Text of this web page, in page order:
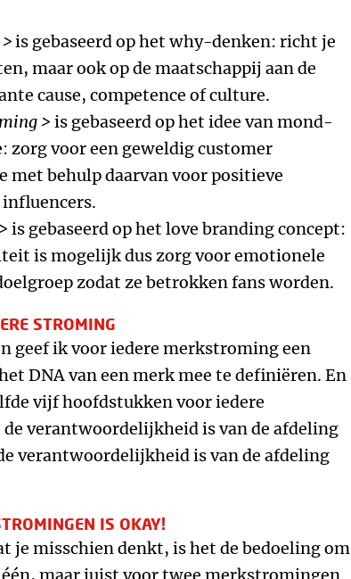
is gebaseerd op het why-denken: richt je
maar ook op de maatschappij aan de
cause, competence of culture.
> is gebaseerd op het idee van mond-
voor een geweldig customer
met behulp daarvan voor positieve
is gebaseerd op het love branding concept:
is mogelijk dus zorg voor emotionele
zodat ze betrokken fans worden.
STROMING
geef ik voor iedere merkstroming een
DNA van een merk mee te definiëren. En
vijf hoofdstukken voor iedere
verantwoordelijkheid is van de afdeling
verantwoordelijkheid is van de afdeling
IS OKAY!
je misschien denkt, is het de bedoeling om